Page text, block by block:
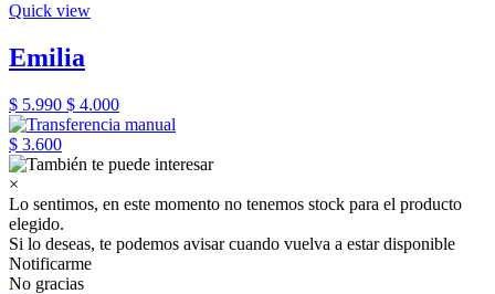
Quick view
Emilia
$ 5.990 $ 4.000
$ 3.600
×
Lo sentimos, en este momento no tenemos stock para el producto
elegido.
Si lo deseas, te podemos avisar cuando vuelva a estar disponible
Notificarme
No gracias